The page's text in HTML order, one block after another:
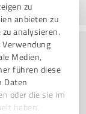
zu
anbieten zu
analysieren.
Medien,
führen diese
Daten
oder die sie im
haben.